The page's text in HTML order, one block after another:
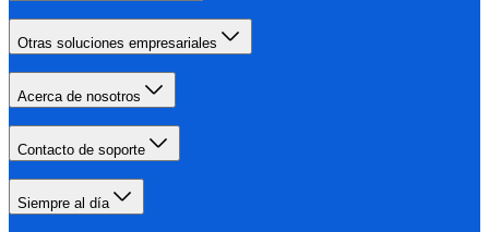
Otras soluciones empresariales
Acerca de nosotros
Contacto de soporte
Siempre al día